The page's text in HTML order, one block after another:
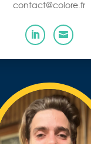
contact@colore.fr
 